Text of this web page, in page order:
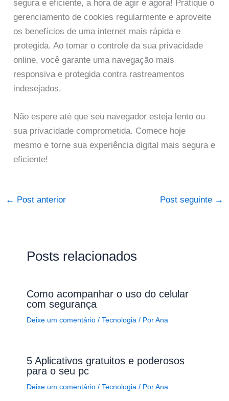
segura e eficiente, a hora de agir é agora! Pratique o
gerenciamento de cookies regularmente e aproveite
os benefícios de uma internet mais rápida e
protegida. Ao tomar o controle da sua privacidade
online, você garante uma navegação mais
responsiva e protegida contra rastreamentos
indesejados.
Não espere até que seu navegador esteja lento ou
sua privacidade comprometida. Comece hoje
mesmo e torne sua experiência digital mais segura e
eficiente!
← Post anterior Post seguinte →
Posts relacionados
Como acompanhar o uso do celular
com segurança
Deixe um comentário / Tecnologia / PorAna
5 Aplicativos gratuitos e poderosos
para o seu pc
Deixe um comentário / Tecnologia / PorAna